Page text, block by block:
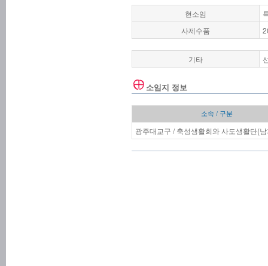
현소임
사제수품
기타
소임지 정보
소속 / 구분
광주대교구 / 축성생활회와 사도생활단(